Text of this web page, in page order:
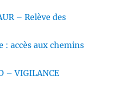
– Relève des
: accès aux chemins
– VIGILANCE